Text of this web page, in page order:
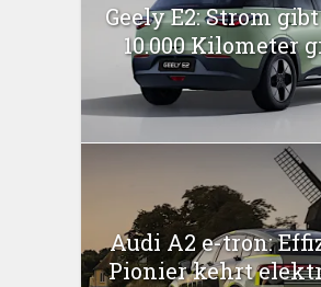
Geely E2: Strom
10.000 Kilometer
Audi A2 e-tron:
Pionier kehrt